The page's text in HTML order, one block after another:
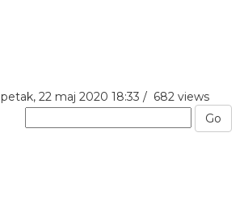
petak, 22 maj 2020 18:33 / 682 views
Go